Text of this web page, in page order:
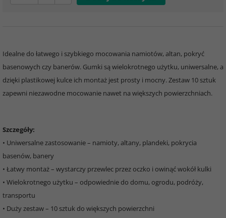
Idealne do łatwego i szybkiego mocowania namiotów, altan, pokryć
basenowych czy banerów. Gumki są wielokrotnego użytku, uniwersalne, a
dzięki plastikowej kulce ich montaż jest prosty i mocny. Zestaw 10 sztuk
zapewni niezawodne mocowanie nawet na większych powierzchniach.
Szczegóły:
• Uniwersalne zastosowanie – namioty, altany, plandeki, pokrycia
basenów, banery
• Łatwy montaż – wystarczy przewlec przez oczko i owinąć wokół kulki
• Wielokrotnego użytku – odpowiednie do domu, ogrodu, podróży,
transportu
• Duży zestaw – 10 sztuk do większych powierzchni